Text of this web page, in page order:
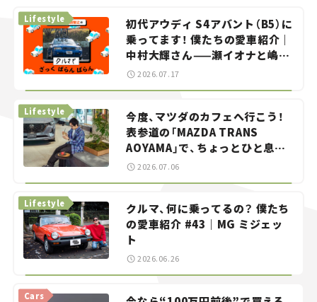
初代アウディ S4アバント（B5）に
乗ってます！ 僕たちの愛車紹介｜
中村大輝さん——瀬イオナと嶋田
智之の「クルマでざっくばらんば
らん！」＃20
Lifestyle
2026.07.17
今度、マツダのカフェへ行こう！
表参道の「MAZDA TRANS
AOYAMA」で、ちょっとひと息。
——連載｜CCGとクルマでどうす
Lifestyle
2026.07.06
クルマ、何に乗ってるの？ 僕たち
の愛車紹介 #43｜MG ミジェッ
ト
Lifestyle
2026.06.26
Cars